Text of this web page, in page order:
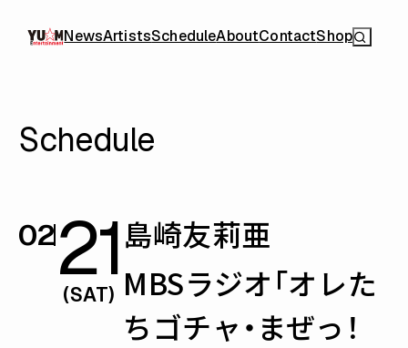
NewsArtistsScheduleAboutContactShop
Schedule
0221
(SAT)
島崎友莉亜
MBSラジオ「オレた
ちゴチャ・まぜっ！